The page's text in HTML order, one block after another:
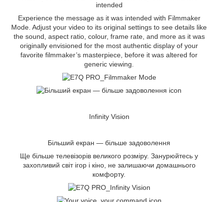
intended
Experience the message as it was intended with Filmmaker
Mode. Adjust your video to its original settings to see details like
the sound, aspect ratio, colour, frame rate, and more as it was
originally envisioned for the most authentic display of your
favorite filmmaker’s masterpiece, before it was altered for
generic viewing.
Infinity Vision
Більший екран — більше задоволення
Ще більше телевізорів великого розміру. Занурюйтесь у
захопливий світ ігор і кіно, не залишаючи домашнього
комфорту.